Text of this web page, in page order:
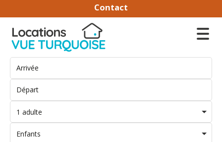
Contact
1 adulte
Enfants